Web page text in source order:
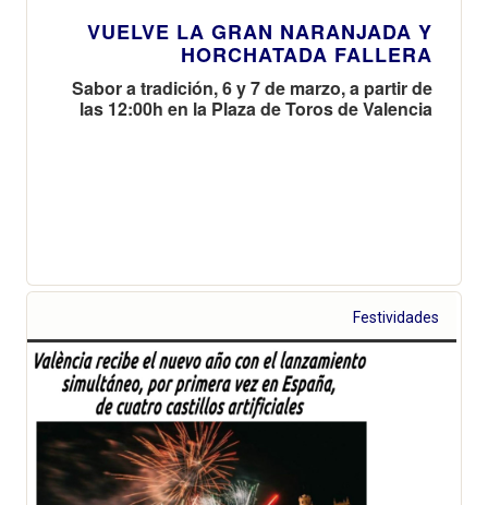
VUELVE LA GRAN NARANJADA Y
HORCHATADA FALLERA
Sabor a tradición, 6 y 7 de marzo, a partir de
las 12:00h en la Plaza de Toros de Valencia
Festividades